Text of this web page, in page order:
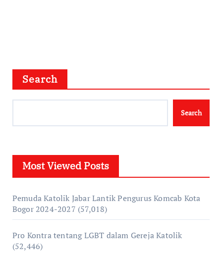
Search
Search
Most Viewed Posts
Pemuda Katolik Jabar Lantik Pengurus Komcab Kota
Bogor 2024-2027 (57,018)
Pro Kontra tentang LGBT dalam Gereja Katolik
(52,446)